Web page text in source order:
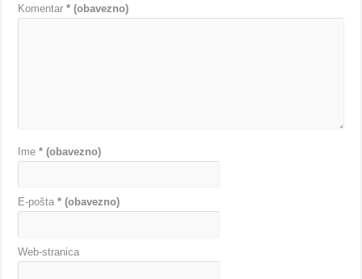
Komentar* (obavezno)
Ime* (obavezno)
E-pošta* (obavezno)
Web-stranica